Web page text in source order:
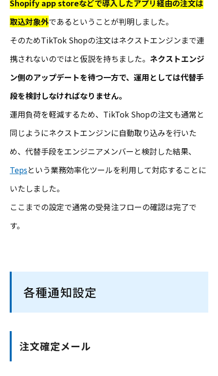
Shopify app storeなどで導入したアプリ経由の注文は
取込対象外であるということが判明しました。
そのためTikTok Shopの注文はネクストエンジンまで連
携されないのではと仮説を持ちました。 ネクストエンジ
ン側のアップデートを待つ一方で、運用としては代替手
段を検討しなければなりません。
運用負荷を軽減するため、TikTok Shopの注文も通常と
同じようにネクストエンジンに自動取り込みを行いた
め、代替手段をエンジニアメンバーと検討した結果、
Tepsという業務効率化ツールを利用して対応することに
いたしました。
ここまでの設定で通常の受発注フローの確認は完了で
す。
各種通知設定
注文確定メール